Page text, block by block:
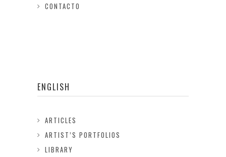
CONTACTO
ENGLISH
ARTICLES
ARTIST’S PORTFOLIOS
LIBRARY